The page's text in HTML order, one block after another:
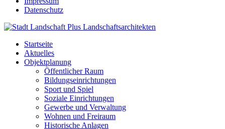
Datenschutz
Startseite
Aktuelles
Objektplanung
Öffentlicher Raum
Bildungseinrichtungen
Sport und Spiel
Soziale Einrichtungen
Gewerbe und Verwaltung
Wohnen und Freiraum
Historische Anlagen